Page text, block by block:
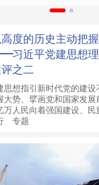
乡村振兴 银龄
旅游 能源
娱乐 时尚
一带一路 亚太网
高度的历史主动把
习近平党建思想理
之二
思想指引新时代党的建设
大势、擘画党和国家发展
万人民向着强国建设、民
专题